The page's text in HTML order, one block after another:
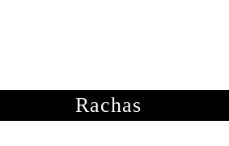
Rachas